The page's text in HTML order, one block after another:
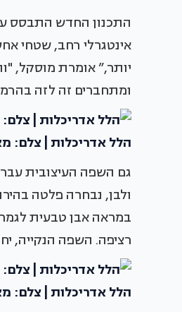
התכנון החדש התבסס
אינטגרלי רחב, שטחי
יותר,” אומרת מוסקל,
ומתחברים זה לזה
הלל אדריכלות | צלם:
גם השפה העיצובית
ולבן, נבחרה פלטה
במראה אבן טבעית לגמר
רציפה. השפה הנקייה,
הלל אדריכלות | צלם: